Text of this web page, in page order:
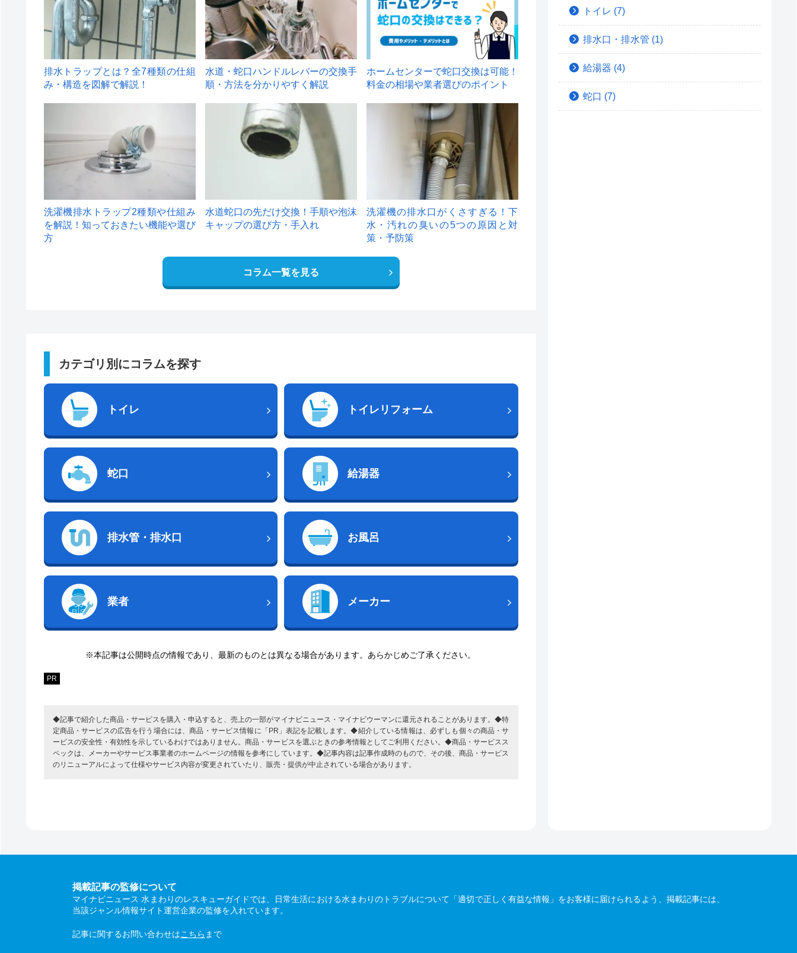
排水トラップとは？全7種類の仕組
み・構造を図解で解説！
水道・蛇口ハンドルレバーの交換手
順・方法を分かりやすく解説
ホームセンターで蛇口交換は可能！
料金の相場や業者選びのポイント
洗濯機排水トラップ2種類や仕組み
を解説！知っておきたい機能や選び
方
水道蛇口の先だけ交換！手順や泡沫
キャップの選び方・手入れ
洗濯機の排水口がくさすぎる！下
水・汚れの臭いの5つの原因と対
策・予防策
コラム一覧を見る
カテゴリ別にコラムを探す
トイレ トイレリフォーム
蛇口 給湯器
排水管・排水口 お風呂
業者 メーカー
※本記事は公開時点の情報であり、最新のものとは異なる場合があります。あらかじめご了承ください。
PR
◆記事で紹介した商品・サービスを購入・申込すると、売上の一部がマイナビニュース・マイナビウーマンに還元されることがあります。◆特
定商品・サービスの広告を行う場合には、商品・サービス情報に「PR」表記を記載します。◆紹介している情報は、必ずしも個々の商品・サ
ービスの安全性・有効性を示しているわけではありません。商品・サービスを選ぶときの参考情報としてご利用ください。◆商品・サービスス
ペックは、メーカーやサービス事業者のホームページの情報を参考にしています。◆記事内容は記事作成時のもので、その後、商品・サービス
のリニューアルによって仕様やサービス内容が変更されていたり、販売・提供が中止されている場合があります。
トイレ (7)
排水口・排水管 (1)
給湯器 (4)
蛇口 (7)
掲載記事の監修について
マイナビニュース 水まわりのレスキューガイドでは、日常生活における水まわりのトラブルについて「適切で正しく有益な情報」をお客様に届けられるよう、掲載記事には、
当該ジャンル情報サイト運営企業の監修を入れています。
記事に関するお問い合わせはこちら まで